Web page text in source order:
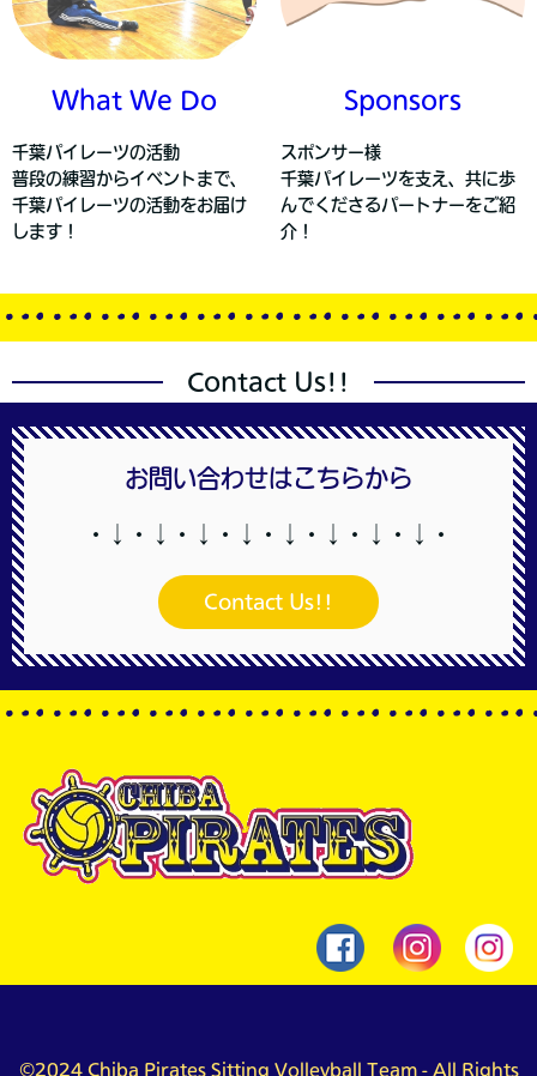
What We Do
千葉パイレーツの活動
普段の練習からイベントまで、
千葉パイレーツの活動をお届け
します！
Sponsors
スポンサー様
千葉パイレーツを支え、共に歩
んでくださるパートナーをご紹
介！
Contact Us!!
お問い合わせはこちらから
・↓・↓・↓・↓・↓・↓・↓・↓・
Contact Us!!
©2024 Chiba Pirates Sitting Volleyball Team - All Rights